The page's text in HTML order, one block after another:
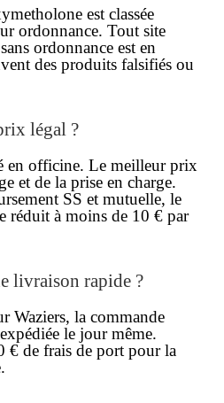
est classée
ordonnance. Tout site
sans ordonnance est en
des produits falsifiés ou
légal ?
en officine. Le meilleur prix
et de la prise en charge.
SS et mutuelle, le
réduit à moins de 10 € par
livraison rapide ?
Waziers, la commande
le jour même.
€ de frais de port pour la